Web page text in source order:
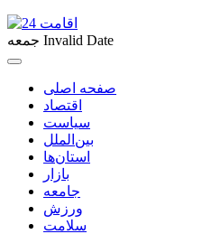
جمعه Invalid Date
صفحه اصلی
اقتصاد
سیاست
بین‌الملل
استان‌ها
بازار
جامعه
ورزش
سلامت